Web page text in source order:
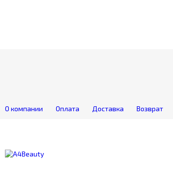
О компании Оплата Доставка Возврат